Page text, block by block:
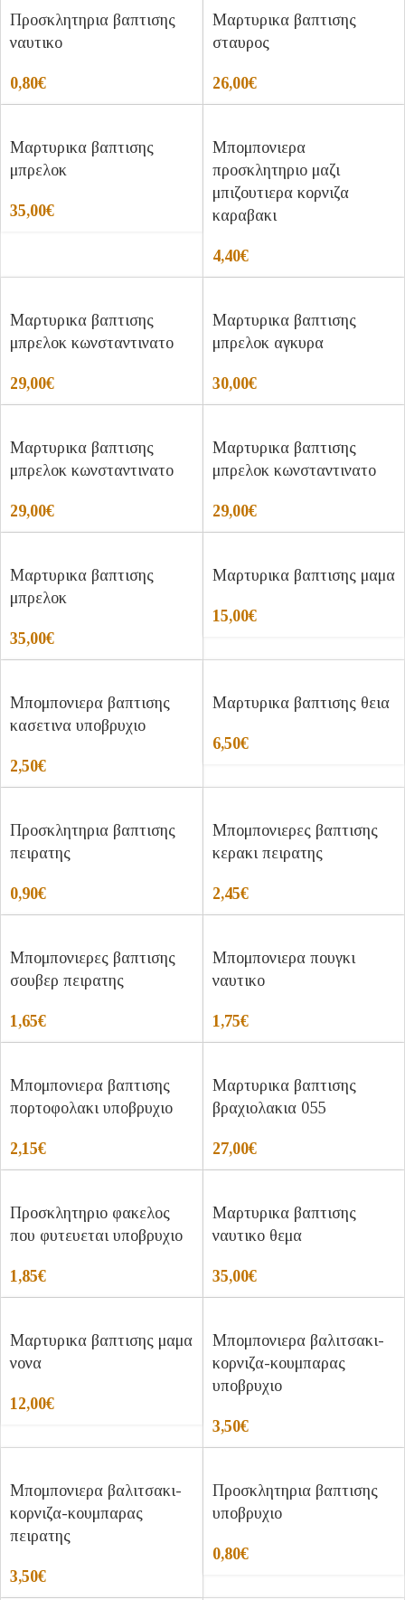
Προσκλητηρια βαπτισης
ναυτικο
0,80€
Μαρτυρικα βαπτισης
σταυρος
26,00€
Μαρτυρικα βαπτισης
μπρελοκ
35,00€
Μπομπονιερα
προσκλητηριο μαζι
μπιζουτιερα κορνιζα
καραβακι
4,40€
Μαρτυρικα βαπτισης
μπρελοκ κωνσταντινατο
29,00€
Μαρτυρικα βαπτισης
μπρελοκ αγκυρα
30,00€
Μαρτυρικα βαπτισης
μπρελοκ κωνσταντινατο
29,00€
Μαρτυρικα βαπτισης
μπρελοκ κωνσταντινατο
29,00€
Μαρτυρικα βαπτισης
μπρελοκ
35,00€
Μαρτυρικα βαπτισης μαμα
15,00€
Μπομπονιερα βαπτισης
κασετινα υποβρυχιο
2,50€
Μαρτυρικα βαπτισης θεια
6,50€
Προσκλητηρια βαπτισης
πειρατης
0,90€
Μπομπονιερες βαπτισης
κερακι πειρατης
2,45€
Μπομπονιερες βαπτισης
σουβερ πειρατης
1,65€
Μπομπονιερα πουγκι
ναυτικο
1,75€
Μπομπονιερα βαπτισης
πορτοφολακι υποβρυχιο
2,15€
Μαρτυρικα βαπτισης
βραχιολακια 055
27,00€
Προσκλητηριο φακελος
που φυτευεται υποβρυχιο
1,85€
Μαρτυρικα βαπτισης
ναυτικο θεμα
35,00€
Μαρτυρικα βαπτισης μαμα
νονα
12,00€
Μπομπονιερα βαλιτσακι-
κορνιζα-κουμπαρας
υποβρυχιο
3,50€
Μπομπονιερα βαλιτσακι-
κορνιζα-κουμπαρας
πειρατης
3,50€
Προσκλητηρια βαπτισης
υποβρυχιο
0,80€